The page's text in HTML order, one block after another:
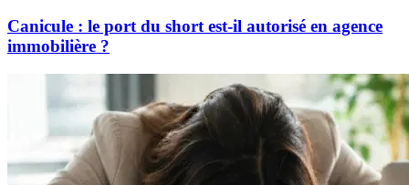
Canicule : le port du short est-il autorisé en agence
immobilière ?